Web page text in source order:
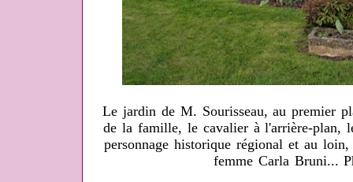
Le jardin de M. Sourisseau, au premier
de la famille, le cavalier à l'arrière-plan,
personnage historique régional et au
femme Carla Bruni...